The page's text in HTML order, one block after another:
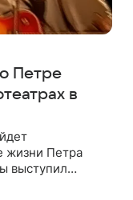
Петре
в
жизни Петра
выступил